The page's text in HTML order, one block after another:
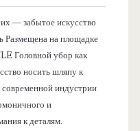
— забытое искусство
Размещена на площадке
Головной убор как
носить шляпу к
индустрии
и
к деталям.